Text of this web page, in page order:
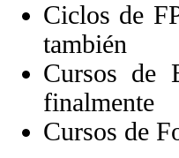
Ciclos de
también
Cursos de
finalmente
Cursos de